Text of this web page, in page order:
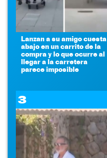
Lanzan a su amigo cuesta
abajo en un carrito de la
compra y lo que ocurre al
llegar a la carretera
parece imposible
3